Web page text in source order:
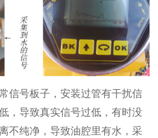
信号板子，安装过管有干扰信
，导致真实信号过低，有时没
不纯净，导致油腔里有水，采